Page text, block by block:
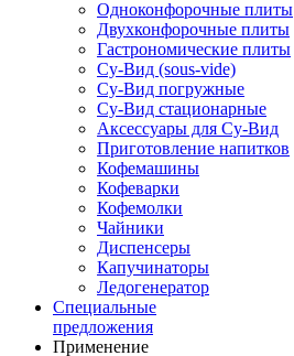
Одноконфорочные плиты
Двухконфорочные плиты
Гастрономические плиты
Су-Вид (sous-vide)
Су-Вид погружные
Су-Вид стационарные
Аксессуары для Су-Вид
Приготовление напитков
Кофемашины
Кофеварки
Кофемолки
Чайники
Диспенсеры
Капучинаторы
Ледогенератор
Специальные
предложения
Применение